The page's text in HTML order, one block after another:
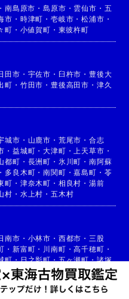
・南島原市 ・島原市 ・ 雲仙市 ・ 五
市 ・ 時津町 ・ 壱岐市 ・松浦市 ・
町 ・ 小値賀町 ・ 東彼杵町
田市 ・ 宇佐市 ・ 臼杵市 ・ 豊後大
町 ・ 竹田市 ・ 豊後高田市 ・ 津久
城市 ・ 山鹿市 ・ 荒尾市 ・ 合志
・ 益城町 ・大津町 ・ 上天草市 ・
都町 ・ 長洲町 ・ 氷川町 ・ 南阿蘇
・ 多良木町 ・南関町 ・嘉島町 ・ 苓
町 ・ 津奈木町 ・ 相良村 ・ 湯前
村 ・ 水上村 ・ 五木村
南市 ・ 小林市 ・ 西都市 ・ 三股
・ 新富町 ・ 川南町 ・高千穂町 ・
町・日之影町・五ヶ瀬町・諸塚